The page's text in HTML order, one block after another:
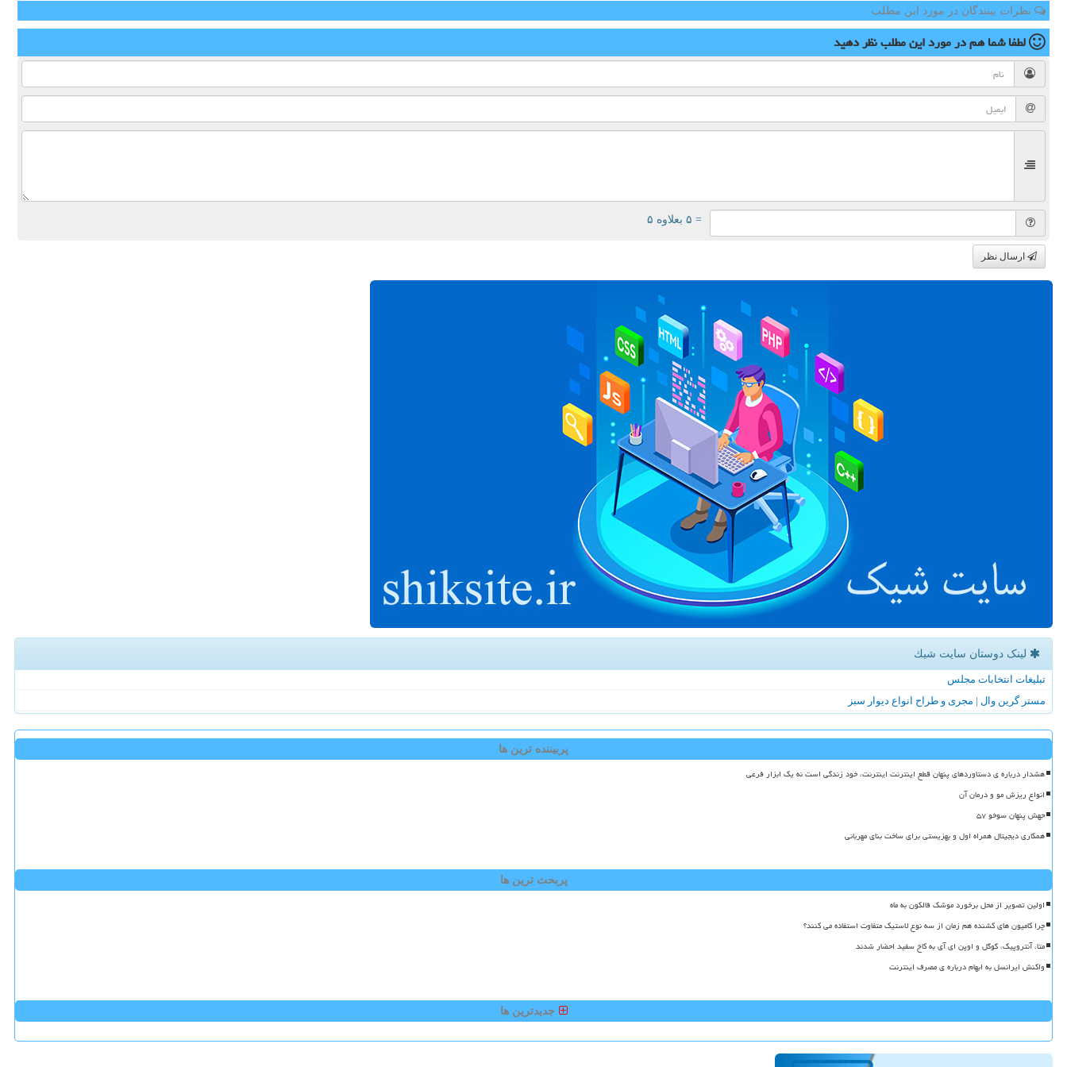
نظرات بینندگان در مورد این مطلب
لطفا شما همدر مورد این مطلبنظر دهید
= ۵ بعلاوه ۵
ارسال نظر
لینک دوستان سایت شیك
تبلیغات انتخابات مجلس
مستر گرین وال | مجری و طراح انواع دیوار سبز
پربیننده ترین ها
هشدار درباره ی دستاوردهای پنهان قطع اینترنت اینترنت، خود زندگی است نه یک ابزار فرعی
انواع ریزش مو و درمان آن
جهش پنهان سوخو ۵۷
همکاری دیجیتال همراه اول و بهزیستی برای ساخت بنای مهربانی
پربحث ترین ها
اولین تصویر از محل برخورد موشک فالکون به ماه
چرا کامیون های کشنده هم زمان از سه نوع لاستیک متفاوت استفاده می کنند؟
متا، آنتروپیک، گوگل و اوپن ای آی به کاخ سفید احضار شدند
واکنش ایرانسل به ابهام درباره ی مصرف اینترنت
جدیدترین ها